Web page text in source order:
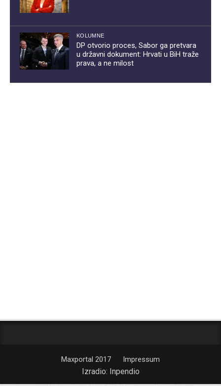
KOLUMNE
DP otvorio proces, Sabor ga pretvara
u državni dokument: Hrvati u BiH traže
prava, a ne milost
Maxportal 2017 Impressum
Izradio: Inpendio